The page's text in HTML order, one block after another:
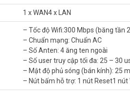
1 x WAN4 x LAN
– Tốc độ Wifi:300 Mbps (băng tần
– Chuẩn mạng: Chuẩn AC
– Số Anten: 4 ăng ten ngoài
– Số user truy cập tối đa: 25 – 30
– Mật độ phủ sóng (bán kính): 25 m
– Nút bấm hỗ trợ: 1 nút Reset1 nút